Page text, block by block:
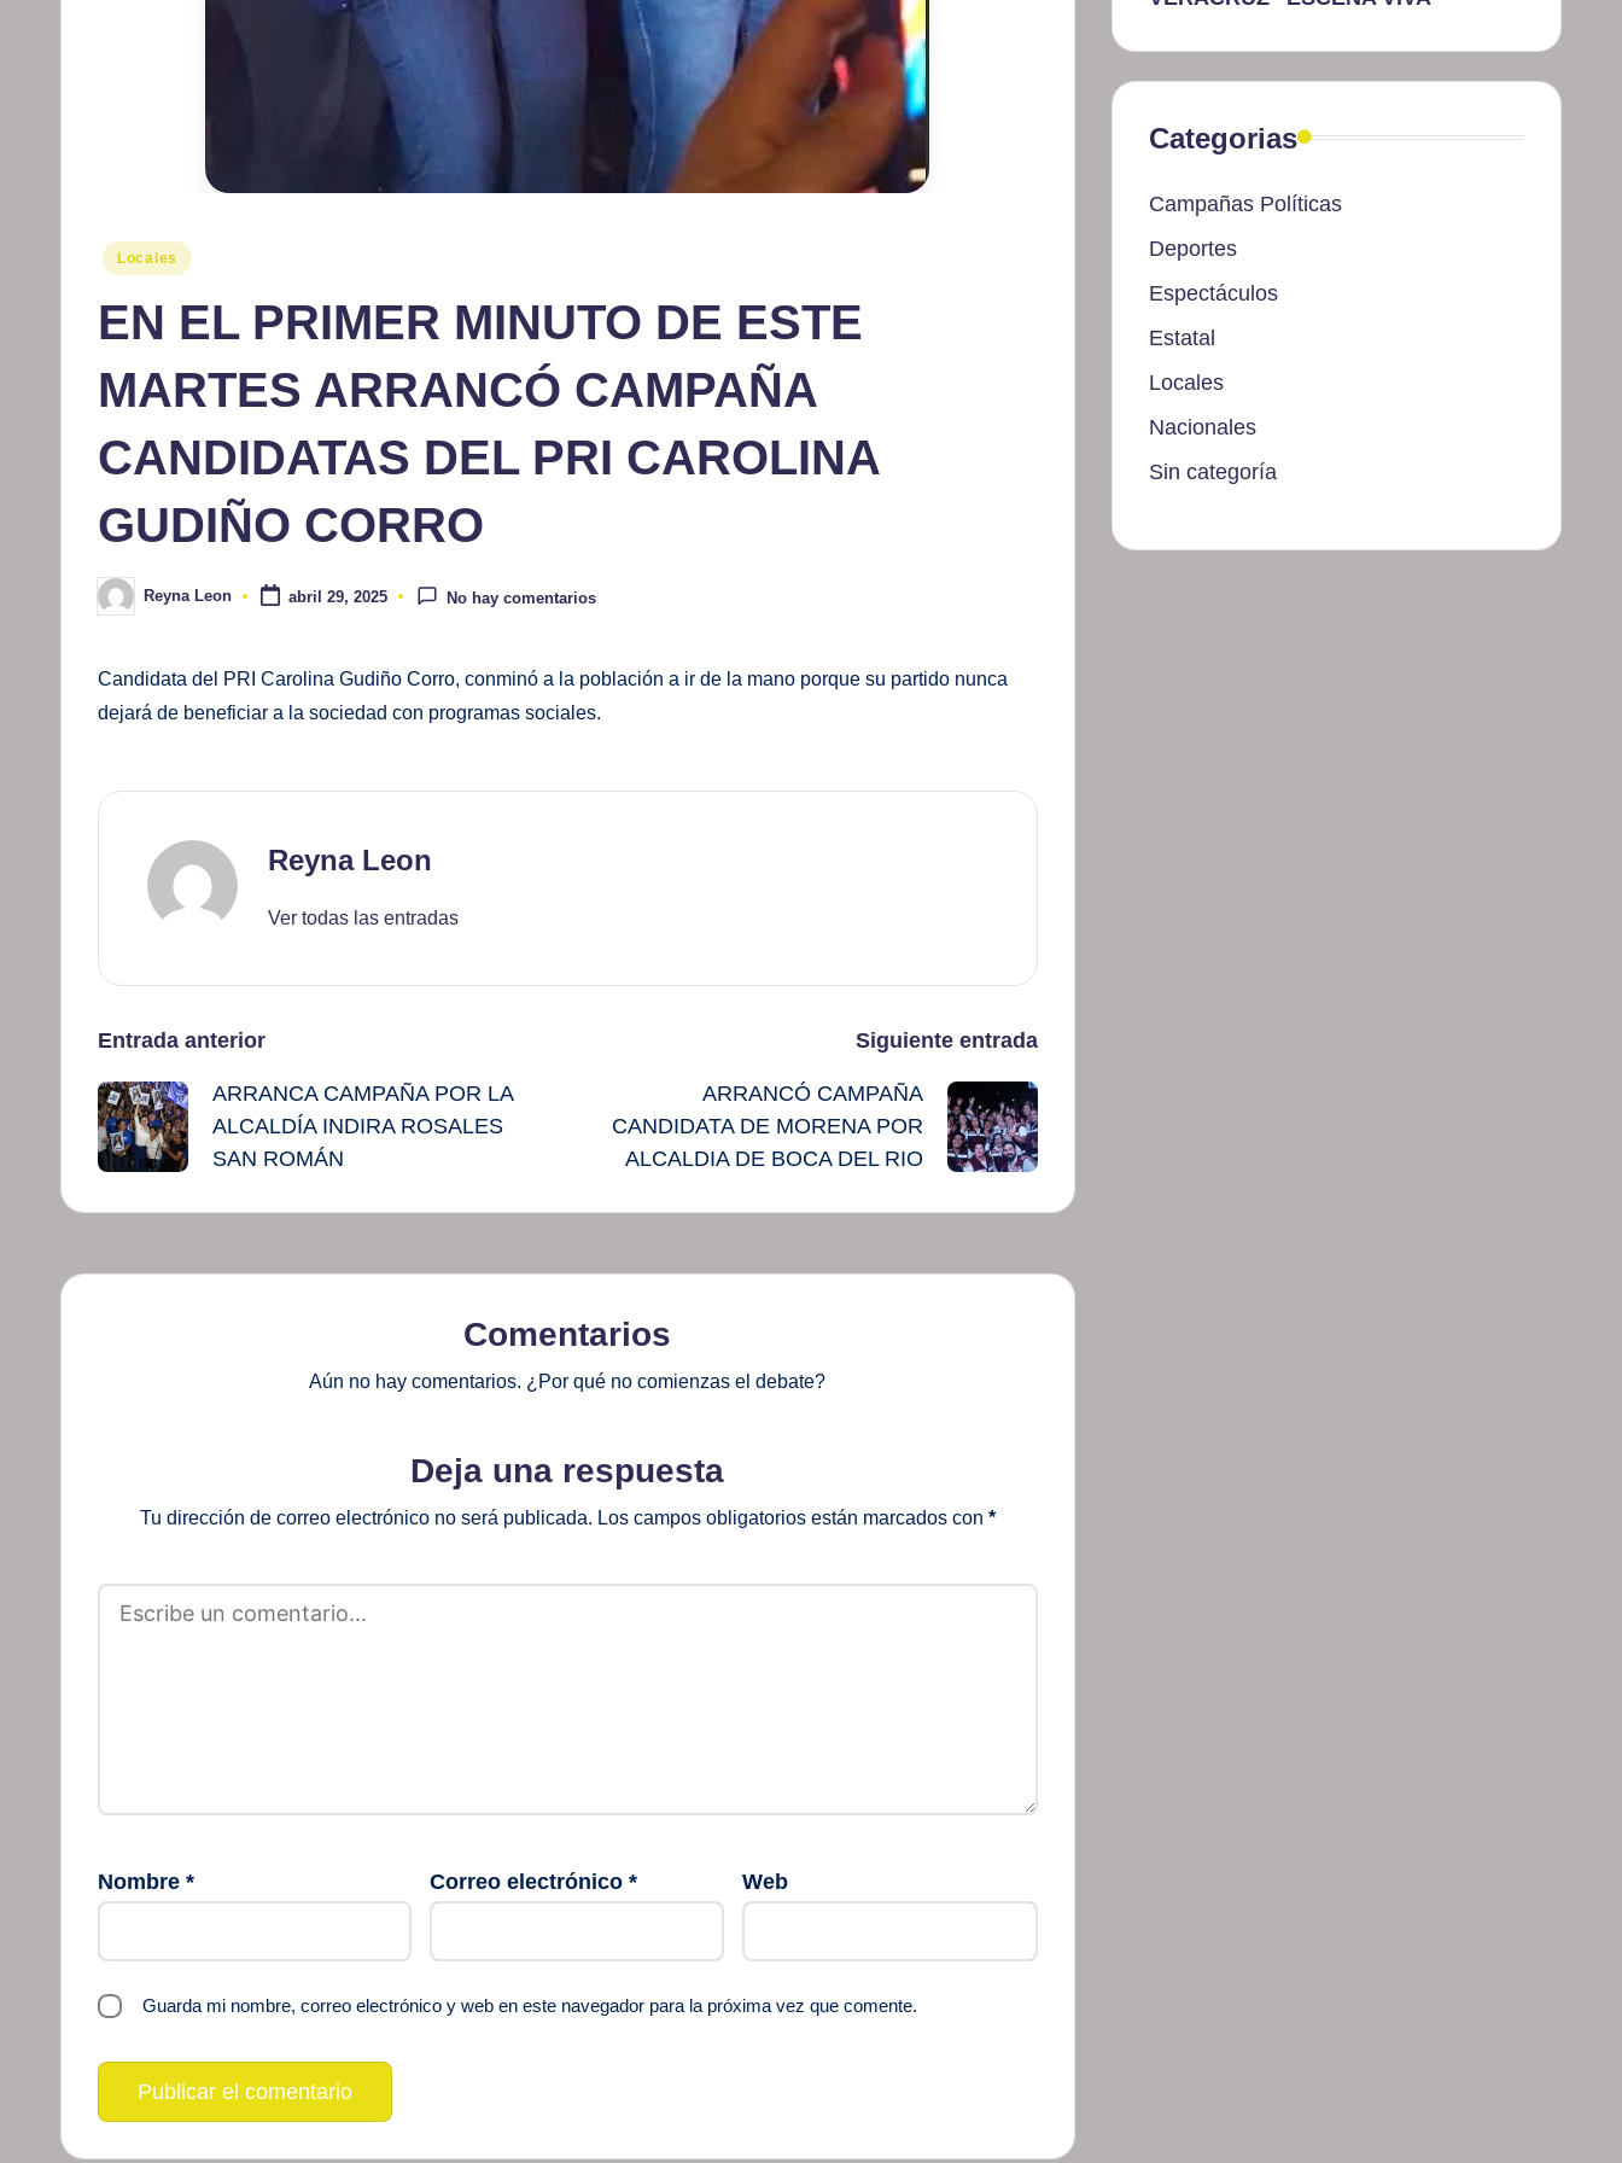
Publicado
Locales
EN EL PRIMER MINUTO DE ESTE
MARTES ARRANCÓ CAMPAÑA
CANDIDATAS DEL PRI CAROLINA
GUDIÑO CORRO
Publicado
por
Reyna Leon abril 29, 2025 No hay comentarios
Candidata del PRI Carolina Gudiño Corro, conminó a la población a ir de la mano porque su partido nunca
dejará de beneficiar a la sociedad con programas sociales.
Reyna Leon
Ver todas las entradas
Navegación
de
entradas
Entrada anterior
ARRANCA CAMPAÑA POR LA
ALCALDÍA INDIRA ROSALES
SAN ROMÁN
Siguiente entrada
ARRANCÓ CAMPAÑA
CANDIDATA DE MORENA POR
ALCALDIA DE BOCA DEL RIO
Comentarios
Aún no hay comentarios. ¿Por qué no comienzas el debate?
Deja una respuesta
Tu dirección de correo electrónico no será publicada. Los campos obligatorios están marcados con *
Nombre * Correo electrónico * Web
Guarda mi nombre, correo electrónico y web en este navegador para la próxima vez que comente.
Categorias
Campañas Políticas
Deportes
Espectáculos
Estatal
Locales
Nacionales
Sin categoría